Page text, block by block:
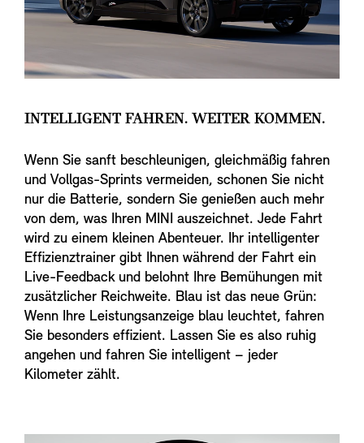
INTELLIGENT FAHREN. WEITER KOMMEN.
Wenn Sie sanft beschleunigen, gleichmäßig fahren
und Vollgas-Sprints vermeiden, schonen Sie nicht
nur die Batterie, sondern Sie genießen auch mehr
von dem, was Ihren MINI auszeichnet. Jede Fahrt
wird zu einem kleinen Abenteuer. Ihr intelligenter
Effizienztrainer gibt Ihnen während der Fahrt ein
Live-Feedback und belohnt Ihre Bemühungen mit
zusätzlicher Reichweite. Blau ist das neue Grün:
Wenn Ihre Leistungsanzeige blau leuchtet, fahren
Sie besonders effizient. Lassen Sie es also ruhig
angehen und fahren Sie intelligent – jeder
Kilometer zählt.